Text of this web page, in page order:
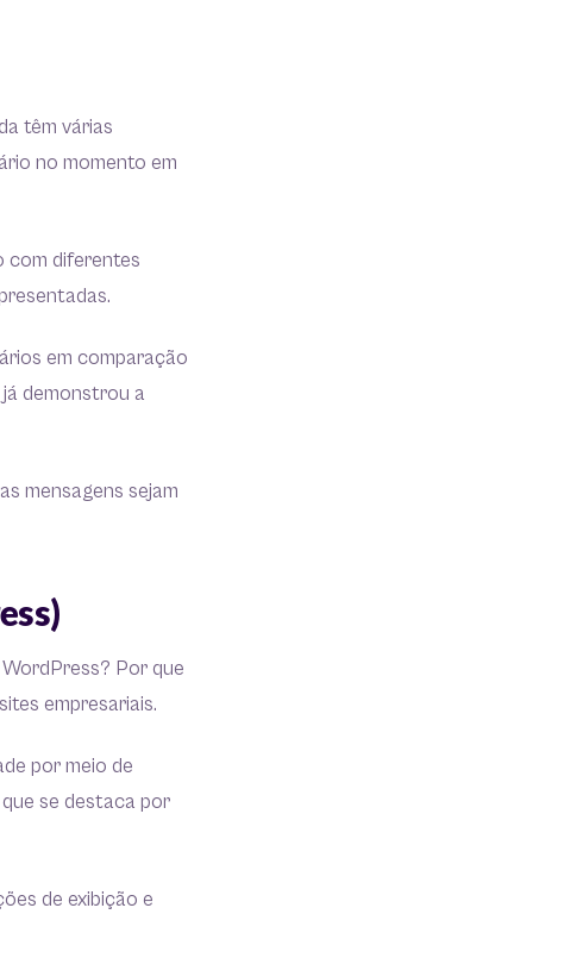
têm várias
no momento em
com diferentes
em comparação
demonstrou a
mensagens sejam
Por que
empresariais.
por meio de
que se destaca por
de exibição e